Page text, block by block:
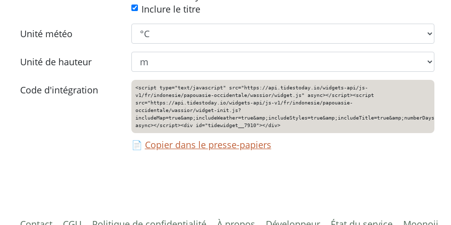
Inclure le titre
Unité météo
Unité de hauteur
Code d'intégration
<script type="text/javascript" src="https://api.tidestoday.io/widgets-api/js-
v1/fr/indonesie/papouasie-occidentale/wassior/widget.js" async></script><script
src="https://api.tidestoday.io/widgets-api/js-v1/fr/indonesie/papouasie-
occidentale/wassior/widget-init.js?
async></script><div id="tidewidget__7910"></div>
📄 Copier dans le presse-papiers